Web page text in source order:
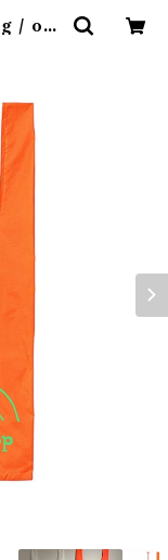
/ ora